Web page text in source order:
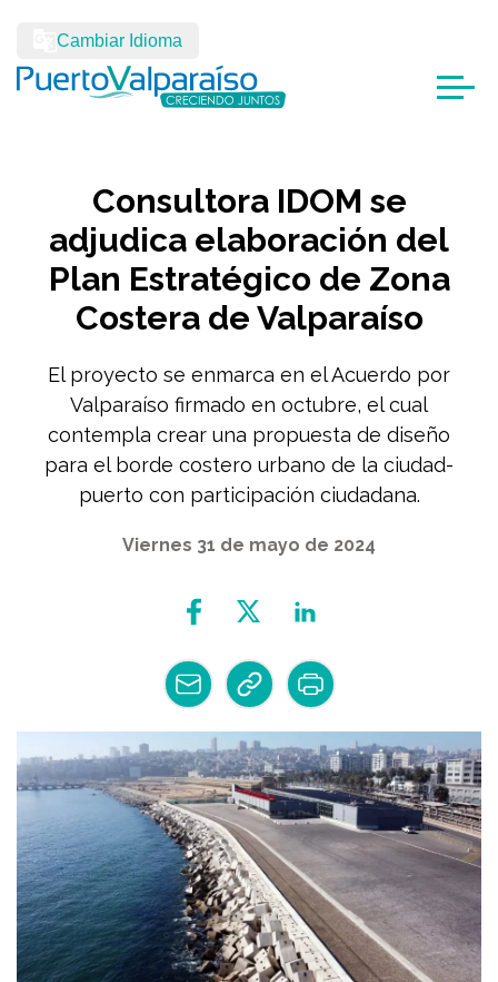
Cambiar Idioma
Consultora IDOM se
adjudica elaboración del
Plan Estratégico de Zona
Costera de Valparaíso
El proyecto se enmarca en el Acuerdo por
Valparaíso firmado en octubre, el cual
contempla crear una propuesta de diseño
para el borde costero urbano de la ciudad-
puerto con participación ciudadana.
Viernes 31 de mayo de 2024